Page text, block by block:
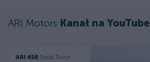
ARI Motors Kanał na YouTube